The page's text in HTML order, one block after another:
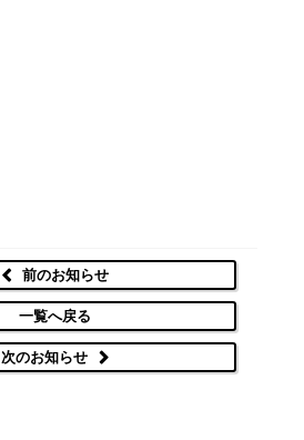
前のお知らせ
一覧へ戻る
次のお知らせ